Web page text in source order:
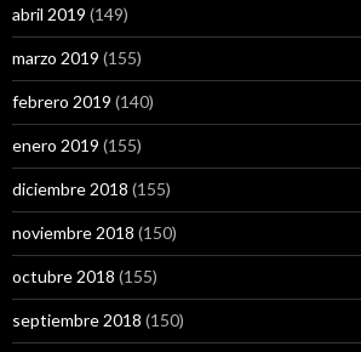
abril 2019 (149)
marzo 2019 (155)
febrero 2019 (140)
enero 2019 (155)
diciembre 2018 (155)
noviembre 2018 (150)
octubre 2018 (155)
septiembre 2018 (150)